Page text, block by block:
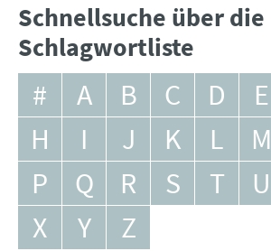
Schnellsuche über die
Schlagwortliste
# A B C D E
H
I J K L M
P
Q R S T U
X
Y Z